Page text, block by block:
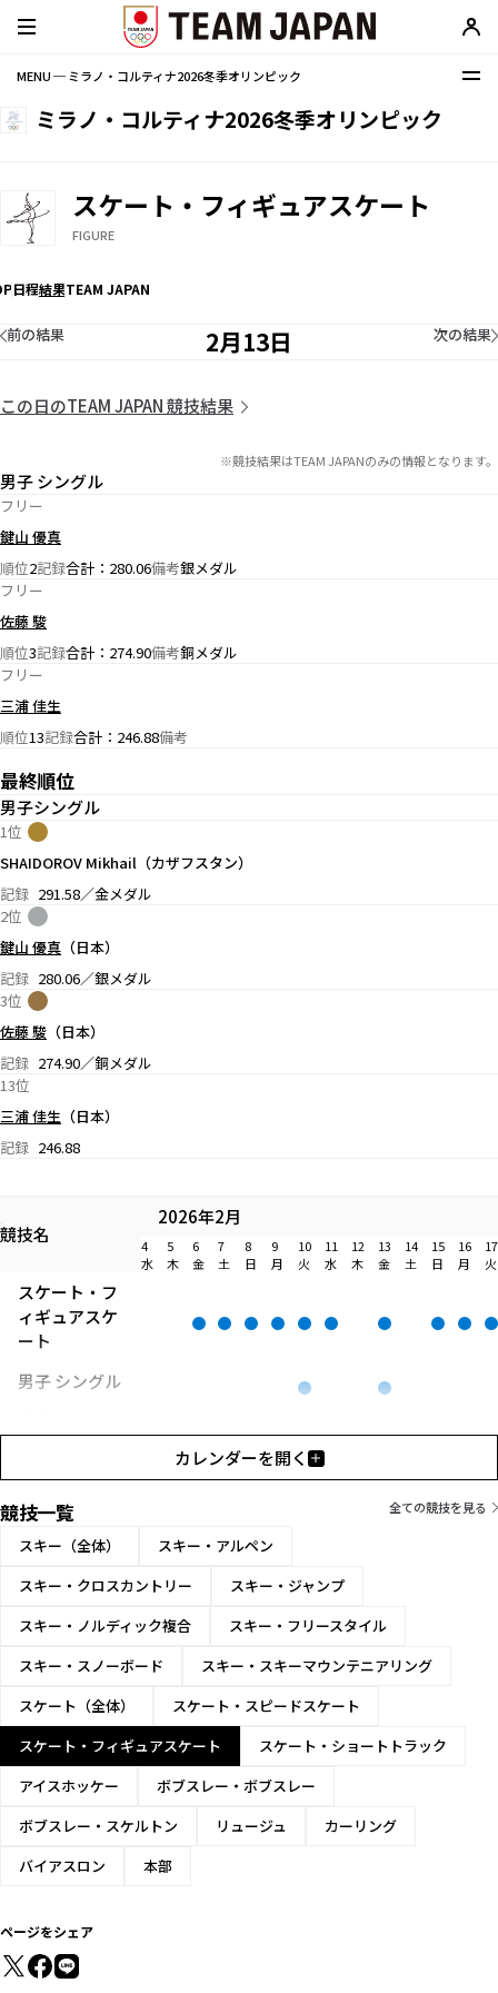
MENU ─ ミラノ・コルティナ2026冬季オリンピック
ミラノ・コルティナ2026冬季オリンピック
スケート・フィギュアスケート
FIGURE
日程結果TEAM JAPAN
2月13日
前の結果 次の結果
この日のTEAM JAPAN 競技結果
※競技結果はTEAM JAPANのみの情報となります。
男子 シングル
フリー
鍵山 優真
順位2記録合計：280.06備考銀メダル
フリー
佐藤 駿
順位3記録合計：274.90備考銅メダル
フリー
三浦 佳生
順位13記録合計：246.88備考
最終順位
男子シングル
1位
SHAIDOROV Mikhail（カザフスタン）
記録 291.58／金メダル
2位
鍵山 優真 （日本）
記録 280.06／銀メダル
3位
佐藤 駿 （日本）
記録 274.90／銅メダル
13位
三浦 佳生 （日本）
記録 246.88
競技名
2026年2月
4 5 6 7 8 9 10 11 12 13 14 15 16
17
水
木 金 土 日 月 火 水 木 金 土 日 月 火
スケート・フ
ィギュアスケ
ート
男子 シングル
アイスダンス
団体
カレンダーを開く
競技一覧 全ての競技を見る
スキー（全体）
スキー・アルペン
スキー・クロスカントリー
スキー・ジャンプ
スキー・ノルディック複合
スキー・フリースタイル
スキー・スノーボード
スキー・スキーマウンテニアリング
スケート（全体）
スケート・スピードスケート
スケート・フィギュアスケート
スケート・ショートトラック
アイスホッケー
ボブスレー・ボブスレー
ボブスレー・スケルトン
リュージュ
カーリング
バイアスロン
本部
ページをシェア